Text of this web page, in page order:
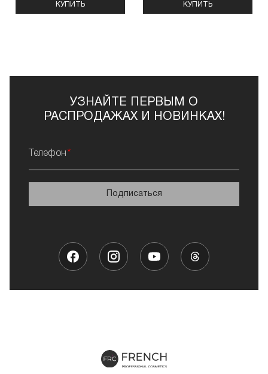
КУПИТЬ КУПИТЬ
УЗНАЙТЕ ПЕРВЫМ О
РАСПРОДАЖАХ И НОВИНКАХ!
Телефон
Подписаться